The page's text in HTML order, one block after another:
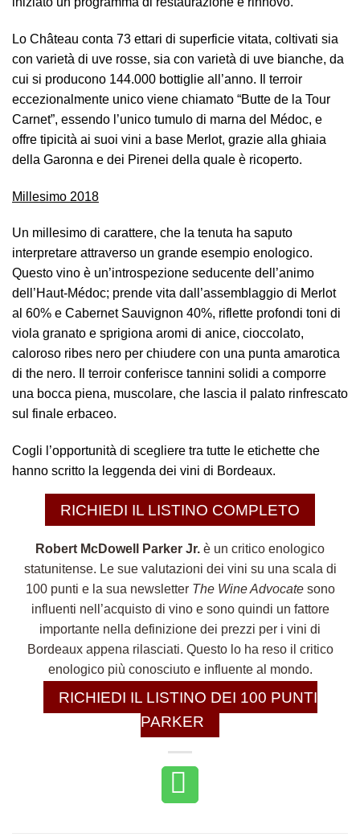
Lo Château conta 73 ettari di superficie vitata, coltivati sia
con varietà di uve rosse, sia con varietà di uve bianche, da
cui si producono 144.000 bottiglie all’anno. Il terroir
eccezionalmente unico viene chiamato “Butte de la Tour
Carnet”, essendo l’unico tumulo di marna del Médoc, e
offre tipicità ai suoi vini a base Merlot, grazie alla ghiaia
della Garonna e dei Pirenei della quale è ricoperto.
Millesimo 2018
Un millesimo di carattere, che la tenuta ha saputo
interpretare attraverso un grande esempio enologico.
Questo vino è un’introspezione seducente dell’animo
dell’Haut-Médoc; prende vita dall’assemblaggio di Merlot
al 60% e Cabernet Sauvignon 40%, riflette profondi toni di
viola granato e sprigiona aromi di anice, cioccolato,
caloroso ribes nero per chiudere con una punta amarotica
di the nero. Il terroir conferisce tannini solidi a comporre
una bocca piena, muscolare, che lascia il palato rinfrescato
sul finale erbaceo.
Cogli l’opportunità di scegliere tra tutte le etichette che
hanno scritto la leggenda dei vini di Bordeaux.
RICHIEDI IL LISTINO COMPLETO
Robert McDowell Parker Jr. è un critico enologico
statunitense. Le sue valutazioni dei vini su una scala di
100 punti e la sua newsletter The Wine Advocatesono
influenti nell’acquisto di vino e sono quindi un fattore
importante nella definizione dei prezzi per i vini di
Bordeaux appena rilasciati. Questo lo ha reso il critico
enologico più conosciuto e influente al mondo.
RICHIEDI IL LISTINO DEI 100 PUNTI
PARKER